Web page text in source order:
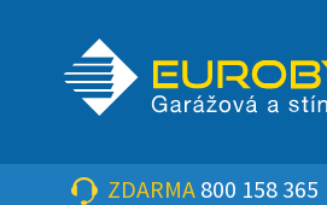
ZDARMA 800 158 365